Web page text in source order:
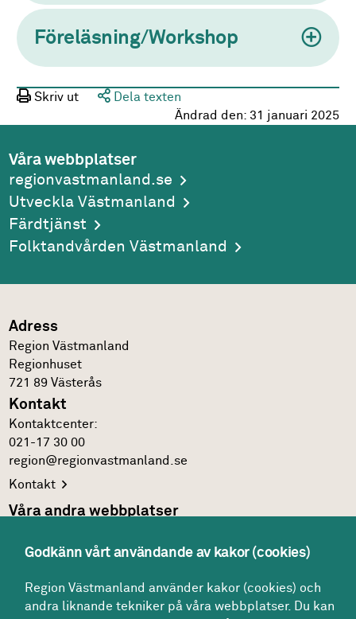
Föreläsning/Workshop
Skriv ut
Dela texten
Ändrad den: 31 januari 2025
Våra webbplatser
regionvastmanland.se
Utveckla Västmanland
Färdtjänst
Folktandvården Västmanland
Adress
Region Västmanland
Regionhuset
721 89 Västerås
Kontakt
Kontakt­center:
021-17 30 00
region@regionvastmanland.se
Kontakt
Våra andra webbplatser
Region Västmanlands intranät
Följ oss
Facebook
Godkänn vårt användande av kakor (cookies)
Region Västmanland använder kakor (cookies) och
andra liknande tekniker på våra webbplatser. Du kan